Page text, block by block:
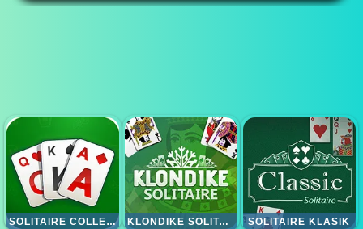
SOLITAIRE COLLECTION 13IN1 KLONDIKE SOLITAIRE SOLITAIRE KLASIK